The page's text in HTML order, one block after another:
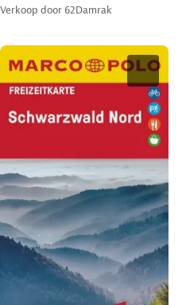
Verkoop door 62Damrak